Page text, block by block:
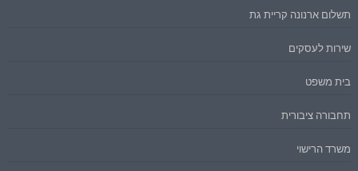
תשלום ארנונה קריית גת
שירות לעסקים
בית משפט
תחבורה ציבורית
משרד הרישוי